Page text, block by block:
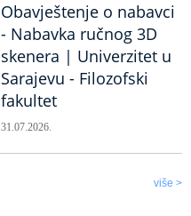
Obavještenje o nabavci
- Nabavka ručnog 3D
skenera | Univerzitet u
Sarajevu - Filozofski
fakultet
31.07.2026.
više >